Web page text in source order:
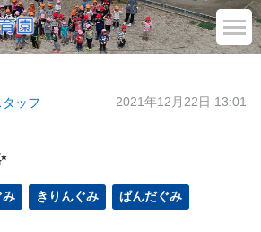
ッフ 2021年12月22日 13:01
み きりんぐみ ぱんだぐみ